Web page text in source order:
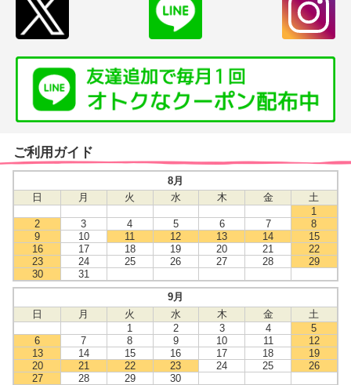
ご利用ガイド
8月
日
月 火 水 木 金
土
1
2
3 4 5 6 7
8
9
10 11 12 13 14
15
16
17 18 19 20 21
22
23
24 25 26 27 28
29
30
31
9月
日
月 火 水 木 金
土
1
2 3 4
5
6
7 8 9 10 11
12
13
14 15 16 17 18
19
20
21 22 23 24 25
26
27
28 29 30